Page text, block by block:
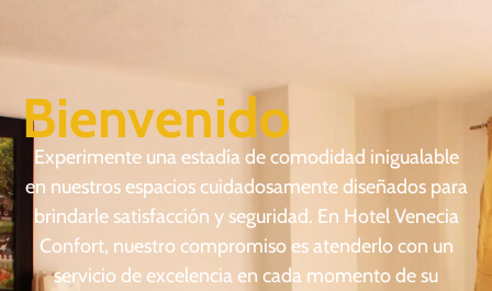
Bienvenido
Experimente una estadía de comodidad inigualable
en nuestros espacios cuidadosamente diseñados para
brindarle satisfacción y seguridad. En Hotel Venecia
Confort, nuestro compromiso es atenderlo con un
servicio de excelencia en cada momento de su